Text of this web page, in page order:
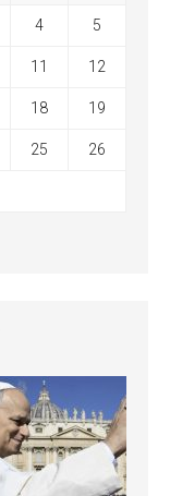
4 5
11 12
18 19
25 26